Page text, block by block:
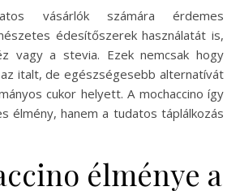
vásárlók számára érdemes
édesítőszerek használatát is,
vagy a stevia. Ezek nemcsak hogy
italt, de egészségesebb alternatívát
cukor helyett. A mochaccino így
élmény, hanem a tudatos táplálkozás
élménye a